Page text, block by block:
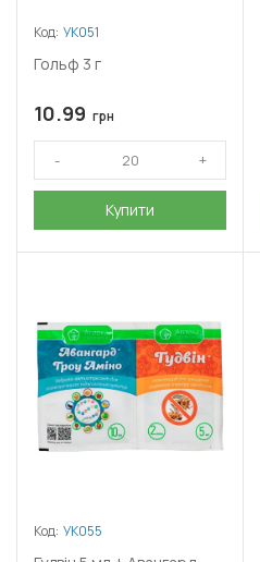
Код: УК051
Гольф 3 г
10.99 грн
Купити
Код: УК055